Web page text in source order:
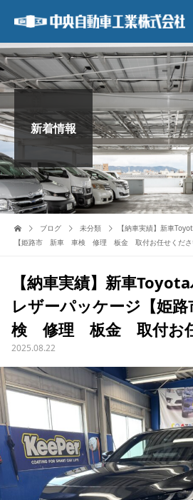
新着情報
ブログ 未分類
【納車実績】新車
【姫路市 新車 車検 修理 板金 取付お任せくださ
【納車実績】新車
レザーパッケージ【姫
検 修理 板金 取付お任
2025.08.22